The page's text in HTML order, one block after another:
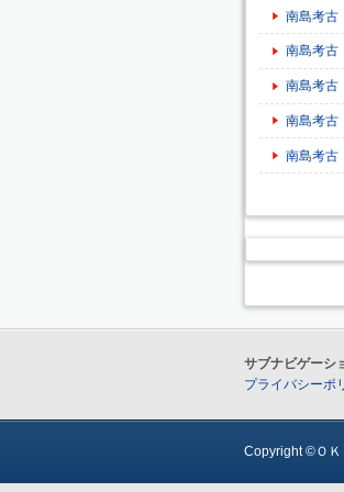
南島考
南島考
南島考
南島考
南島考古
サブナビゲーシ
プライバシーポ
Copyright ©Ｏ